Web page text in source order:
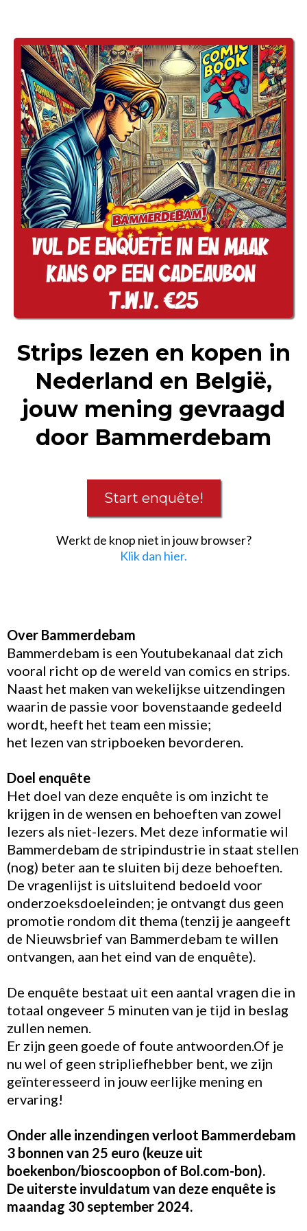
Strips lezen en kopen in
Nederland en België,
jouw mening gevraagd
door Bammerdebam
Start enquête!
Werkt de knop niet in jouw browser?
Klik dan hier.
Over Bammerdebam
Bammerdebam is een Youtubekanaal dat zich
vooral richt op de wereld van comics en strips.
Naast het maken van wekelijkse uitzendingen
waarin de passie voor bovenstaande gedeeld
wordt, heeft het team een missie;
het lezen van stripboeken bevorderen.
Doel enquête
Het doel van deze enquête is om inzicht te
krijgen in de wensen en behoeften van zowel
lezers als niet-lezers. Met deze informatie wil
Bammerdebam de stripindustrie in staat stellen
(nog) beter aan te sluiten bij deze behoeften.
De vragenlijst is uitsluitend bedoeld voor
onderzoeksdoeleinden; je ontvangt dus geen
promotie rondom dit thema (tenzij je aangeeft
de Nieuwsbrief van Bammerdebam te willen
ontvangen, aan het eind van de enquête).
De enquête bestaat uit een aantal vragen die in
totaal ongeveer 5 minuten van je tijd in beslag
zullen nemen.
Er zijn geen goede of foute antwoorden.Of je
nu wel of geen stripliefhebber bent, we zijn
geïnteresseerd in jouw eerlijke mening en
ervaring!
Onder alle inzendingen verloot Bammerdebam
3 bonnen van 25 euro (keuze uit
boekenbon/bioscoopbon of Bol.com-bon).
De uiterste invuldatum van deze enquête is
maandag 30 september 2024.